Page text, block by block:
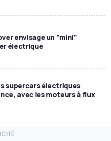
envisage un "mini"
électrique
supercars électriques
avec les moteurs à flux